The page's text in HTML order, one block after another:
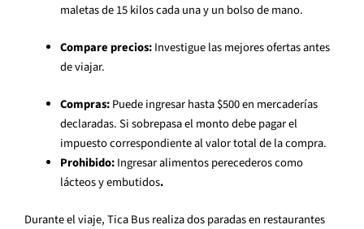
maletas de 15 kilos cada una y un bolso de mano.
Compare precios:Investigue las mejores ofertas antes
de viajar.
Compras:Puede ingresar hasta $500 en mercaderías
declaradas. Si sobrepasa el monto debe pagar el
impuesto correspondiente al valor total de la compra.
Prohibido:Ingresar alimentos perecederos como
lácteos y embutidos.
Durante el viaje, Tica Bus realiza dos paradas en restaurantes